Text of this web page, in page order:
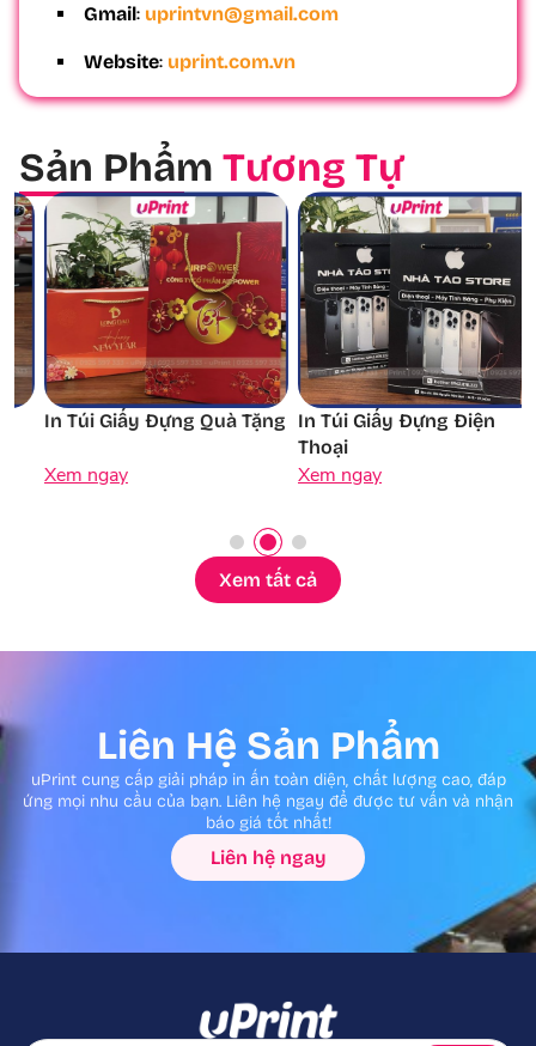
Gmail: uprintvn@gmail.com
Website: uprint.com.vn
Sản Phẩm Tương Tự
In Túi Giấy Đựng Quà Tặng
Xem ngay
In Túi Giấy Đựng Điện
Thoại
Xem ngay
Xem tất cả
Liên Hệ Sản Phẩm
uPrint cung cấp giải pháp in ấn toàn diện, chất lượng cao, đáp
ứng mọi nhu cầu của bạn. Liên hệ ngay để được tư vấn và nhận
báo giá tốt nhất!
Liên hệ ngay